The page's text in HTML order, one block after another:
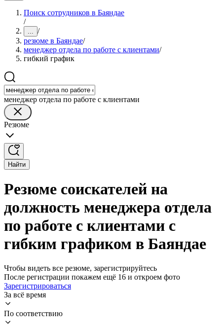
Поиск сотрудников в Баяндае
/
... /
резюме в Баяндае/
менеджер отдела по работе с клиентами/
гибкий график
менеджер отдела по работе с клиентами
Резюме
Найти
Резюме соискателей на
должность менеджера отдела
по работе с клиентами с
гибким графиком в Баяндае
Чтобы видеть все резюме, зарегистрируйтесь
После регистрации покажем ещё 16 и откроем фото
Зарегистрироваться
За всё время
По соответствию